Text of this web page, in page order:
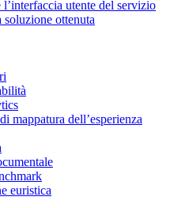
utente del servizio
ottenuta
mappatura dell’esperienza
euristica